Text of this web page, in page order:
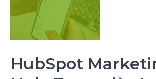
HubSpot